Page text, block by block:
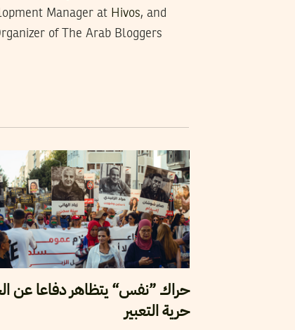
Manager at Hivos, and
of The Arab Bloggers
حراك ”نفس“ يتظاهر دفاعا عن
حرية التعبير